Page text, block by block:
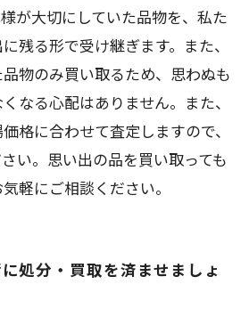
が大切にしていた品物を、私た
残る形で受け継ぎます。また、
物のみ買い取るため、思わぬも
なる心配はありません。また、
格に合わせて査定しますので、
い。思い出の品を買い取っても
軽にご相談ください。
処分・買取を済ませましょ